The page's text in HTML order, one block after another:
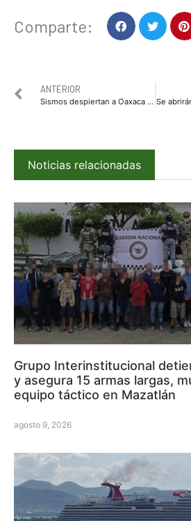
Comparte:
ANTERIOR
Sismos despiertan a Oaxaca y Chiapas
Noticias relacionadas
Grupo Interinstitucional
y asegura 15 armas largas,
equipo táctico en Mazatlán
agosto 9, 2026